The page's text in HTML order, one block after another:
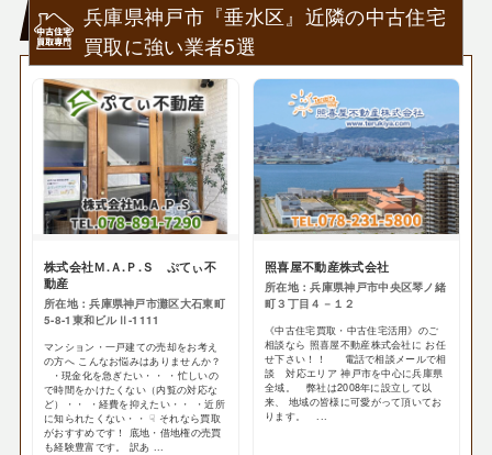
兵庫県神戸市『垂水区』近隣の中古住宅
買取に強い業者5選
株式会社Ｍ.Ａ.Ｐ.Ｓ ぷてぃ不
動産
所在地：兵庫県神戸市灘区大石東町
5-8-1東和ビルⅡ-1111
マンション・一戸建ての売却をお考え
の方へ こんなお悩みはありませんか？
・現金化を急ぎたい・・ ・忙しいの
で時間をかけたくない（内覧の対応な
ど）・・ ・経費を抑えたい・・ ・近所
に知られたくない・・ ☟ それなら買取
がおすすめです！ 底地・借地権の売買
も経験豊富です。 訳あ ...
照喜屋不動産株式会社
所在地：兵庫県神戸市中央区琴ノ緒
町３丁目４－１２
《中古住宅買取・中古住宅活用》のご
相談なら 照喜屋不動産株式会社に お任
せ下さい！！ 電話で相談メールで相
談 対応エリア 神戸市を中心に兵庫県
全域。 弊社は2008年に設立して以
来、 地域の皆様に可愛がって頂いてお
ります。 ...